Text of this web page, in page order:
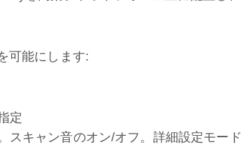
可能にします:
定
スキャン音のオン/オフ。詳細設定モード